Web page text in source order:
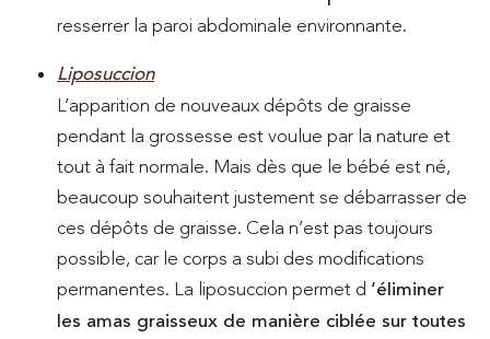
resserrer la paroi abdominale environnante.
Liposuccion
L’apparition de nouveaux dépôts de graisse
pendant la grossesse est voulue par la nature et
tout à fait normale. Mais dès que le bébé est né,
beaucoup souhaitent justement se débarrasser de
ces dépôts de graisse. Cela n’est pas toujours
possible, car le corps a subi des modifications
permanentes. La liposuccion permet d ‘éliminer
les amas graisseux de manière ciblée sur toutes